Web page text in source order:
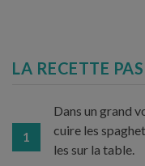
LA RECETTE
1
Dans un grand
cuire les
les sur la table.